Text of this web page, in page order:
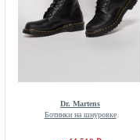
Dr. Martens
Ботинки на шнуровке